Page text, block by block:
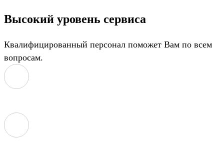
Высокий уровень сервиса
Квалифицированный персонал поможет Вам по всем
вопросам.